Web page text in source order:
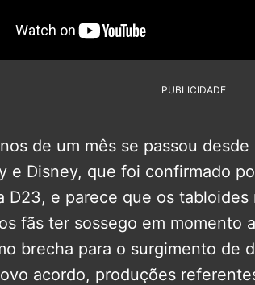
PUBLICIDADE
de um mês se passou
e Disney, que foi confirmado
D23, e parece que os tabloides
fãs ter sossego em momento
brecha para o surgimento de
acordo, produções